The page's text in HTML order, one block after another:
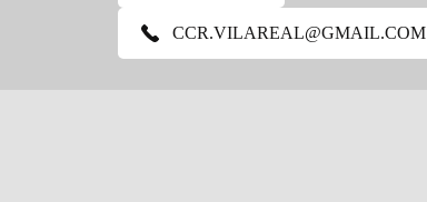
CCR.VILAREAL@GMAIL.COM